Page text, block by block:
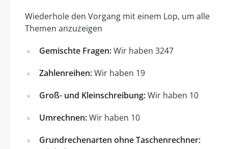
Wiederhole den Vorgang mit einem Lop, um alle
Themen anzuzeigen
Gemischte Fragen:Wir haben 3247
Zahlenreihen:Wir haben 19
Groß- und Kleinschreibung:Wir haben 10
Umrechnen:Wir haben 10
Grundrechenarten ohne Taschenrechner: